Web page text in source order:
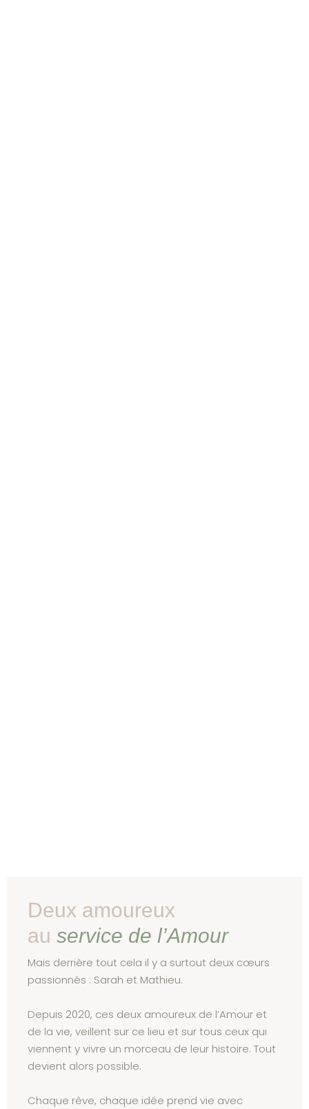
Deux amoureux
au service de l’Amour
Mais derrière tout cela il y a surtout deux cœurs
passionnés : Sarah et Mathieu.
Depuis 2020, ces deux amoureux de l’Amour et
de la vie, veillent sur ce lieu et sur tous ceux qui
viennent y vivre un morceau de leur histoire. Tout
devient alors possible.
Chaque rêve, chaque idée prend vie avec